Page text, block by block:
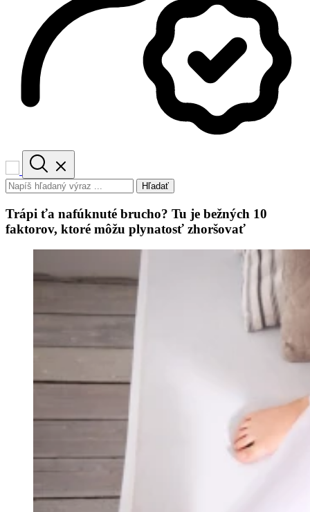
Hľadať
Trápi ťa nafúknuté brucho? Tu je bežných 10
faktorov, ktoré môžu plynatosť zhoršovať